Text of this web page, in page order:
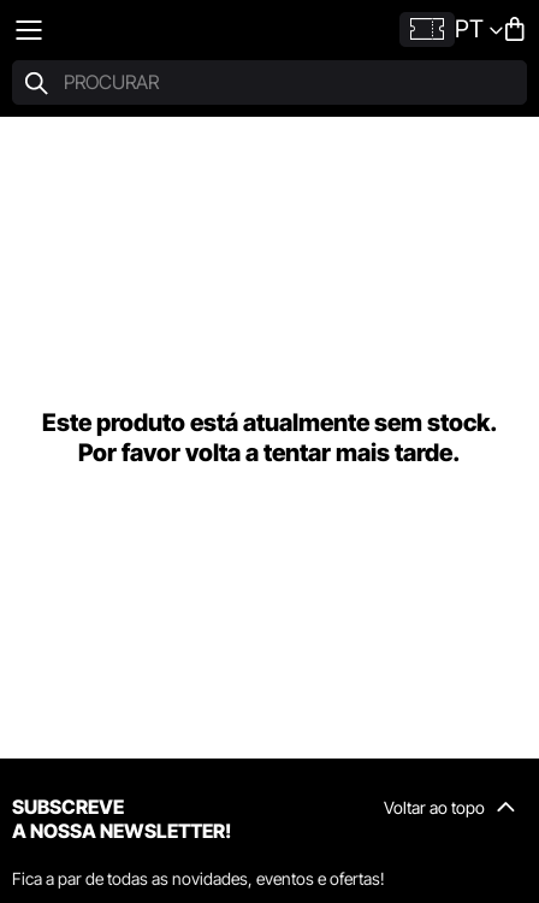
PT
Este produto está atualmente sem stock.
Por favor volta a tentar mais tarde.
Voltar ao topo
SUBSCREVE
A NOSSA NEWSLETTER!
Fica a par de todas as novidades, eventos e ofertas!